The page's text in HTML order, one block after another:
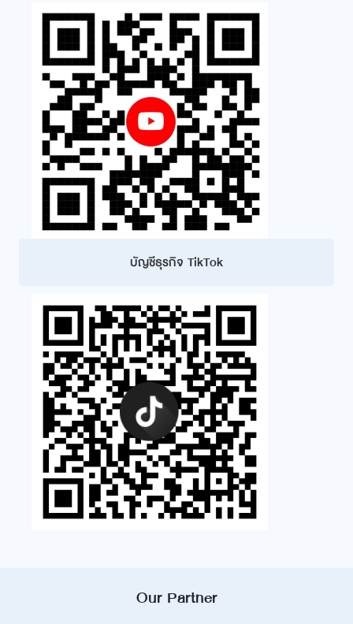
บัญชีธุรกิจ TikTok
Our Partner